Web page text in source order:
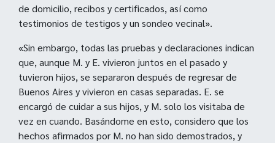
de domicilio, recibos y certificados, así como
testimonios de testigos y un sondeo vecinal».
«Sin embargo, todas las pruebas y declaraciones indican
que, aunque M. y E. vivieron juntos en el pasado y
tuvieron hijos, se separaron después de regresar de
Buenos Aires y vivieron en casas separadas. E. se
encargó de cuidar a sus hijos, y M. solo los visitaba de
vez en cuando. Basándome en esto, considero que los
hechos afirmados por M. no han sido demostrados, y